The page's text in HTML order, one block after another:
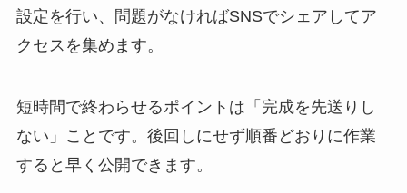
設定を行い、問題がなければSNSでシェアしてア
クセスを集めます。
短時間で終わらせるポイントは「完成を先送りし
ない」ことです。後回しにせず順番どおりに作業
すると早く公開できます。